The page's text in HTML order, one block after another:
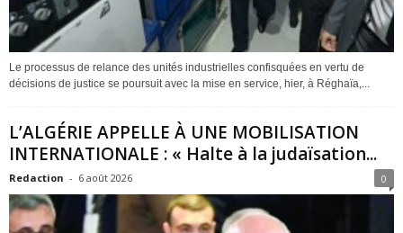
Le processus de relance des unités industrielles confisquées en vertu de
décisions de justice se poursuit avec la mise en service, hier, à Réghaïa,...
L’ALGÉRIE APPELLE À UNE MOBILISATION
INTERNATIONALE : « Halte à la judaïsation...
Redaction - 6 août 2026 0